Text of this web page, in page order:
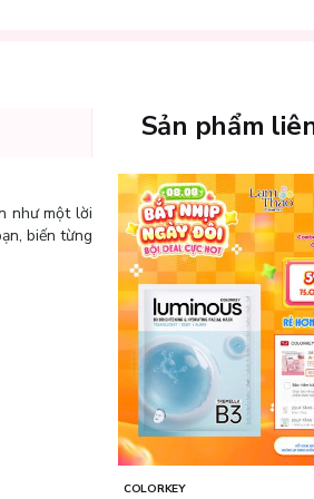
như một lời
biến từng
Sản phẩm
COLORKEY